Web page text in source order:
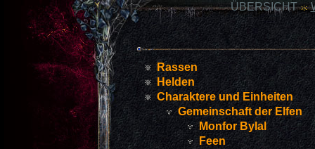
ÜBERSICHT
Rassen
Helden
Charaktere und Einheiten
Gemeinschaft der Elfen
Monfor Bylal
Feen